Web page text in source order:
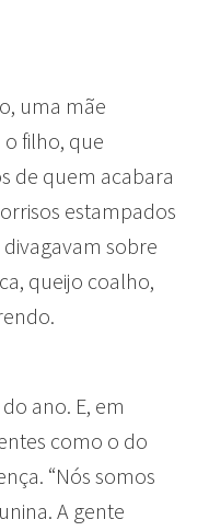
uma mãe
filho, que
de quem acabara
estampados
sobre
queijo coalho,
ano. E, em
como o do
“Nós somos
A gente